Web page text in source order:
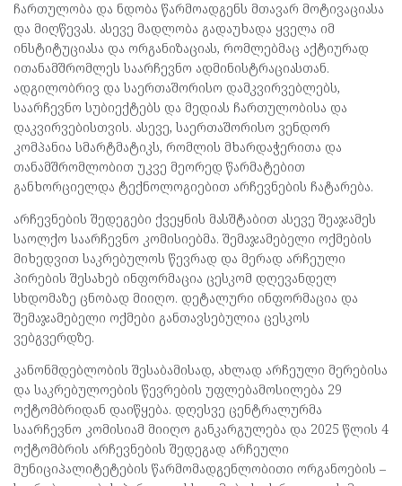
ჩართულობა და ნდობა წარმოადგენს მთავარ მოტივაციასა
და მიღწევას. ასევე მადლობა გადაუხადა ყველა იმ
ინსტიტუციასა და ორგანიზაციას, რომლებმაც აქტიურად
ითანამშრომლეს საარჩევნო ადმინისტრაციასთან.
ადგილობრივ და საერთაშორისო დამკვირვებლებს,
საარჩევნო სუბიექტებს და მედიას ჩართულობისა და
დაკვირვებისთვის. ასევე, საერთაშორისო ვენდორ
კომპანია სმარტმატიკს, რომლის მხარდაჭერითა და
თანამშრომლობით უკვე მეორედ წარმატებით
განხორციელდა ტექნოლოგიებით არჩევნების ჩატარება.
არჩევნების შედეგები ქვეყნის მასშტაბით ასევე შეაჯამეს
საოლქო საარჩევნო კომისიებმა. შემაჯამებელი ოქმების
მიხედვით საკრებულოს წევრად და მერად არჩეული
პირების შესახებ ინფორმაცია ცესკომ დღევანდელ
სხდომაზე ცნობად მიიღო. დეტალური ინფორმაცია და
შემაჯამებელი ოქმები განთავსებულია ცესკოს
ვებგვერდზე.
კანონმდებლობის შესაბამისად, ახლად არჩეული მერებისა
და საკრებულოების წევრების უფლებამოსილება 29
ოქტომბრიდან დაიწყება. დღესვე ცენტრალურმა
საარჩევნო კომისიამ მიიღო განკარგულება და 2025 წლის 4
ოქტომბრის არჩევნების შედეგად არჩეული
მუნიციპალიტეტების წარმომადგენლობითი ორგანოების –